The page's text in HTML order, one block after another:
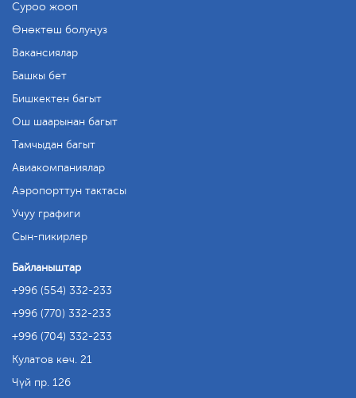
Суроо жооп
Өнөктөш болуңуз
Вакансиялар
Башкы бет
Бишкектен багыт
Ош шаарынан багыт
Тамчыдан багыт
Авиакомпаниялар
Аэропорттун тактасы
Учуу графиги
Сын-пикирлер
Байланыштар
+996 (554) 332-233
+996 (770) 332-233
+996 (704) 332-233
Кулатов көч. 21
Чүй пр. 126